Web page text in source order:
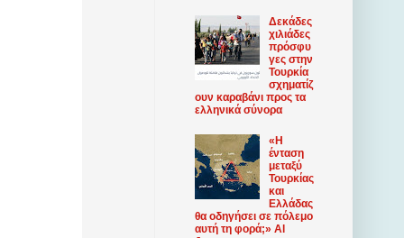
Δεκάδες
χιλιάδες
πρόσφυ
γες στην
Τουρκία
σχηματίζ
ουν καραβάνι προς τα
ελληνικά σύνορα
«Η
ένταση
μεταξύ
Τουρκίας
και
Ελλάδας
θα οδηγήσει σε πόλεμο
αυτή τη φορά;» Al